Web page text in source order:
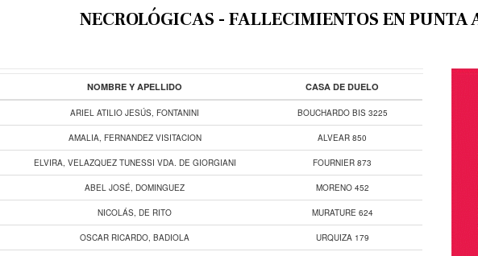
NECROLÓGICAS - FALLECIMIENTOS EN PUNTA
NOMBRE Y APELLIDO CASA DE DUELO
ARIEL ATILIO JESÚS, FONTANINI BOUCHARDO BIS 3225
AMALIA, FERNANDEZ VISITACION ALVEAR 850
ELVIRA, VELAZQUEZ TUNESSI VDA. DE GIORGIANI FOURNIER 873
ABEL JOSÉ, DOMINGUEZ MORENO 452
NICOLÁS, DE RITO MURATURE 624
OSCAR RICARDO, BADIOLA URQUIZA 179